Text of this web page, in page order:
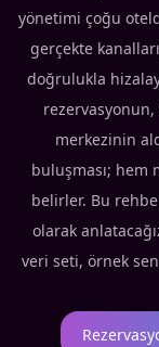
yönetimi çoğu
gerçekte
doğrulukla
rezervasyonun,
merkezinin
buluşması;
belirler. Bu
olarak
veri seti, örnek